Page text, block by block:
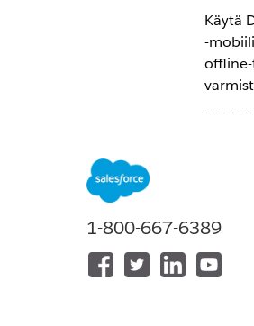
Käytä
-
1-800-667-6389